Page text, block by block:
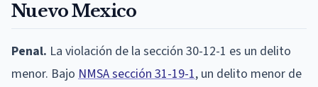
Nuevo Mexico
Penal. La violación de la sección 30-12-1 es un delito
menor. Bajo NMSA sección 31-19-1, un delito menor de